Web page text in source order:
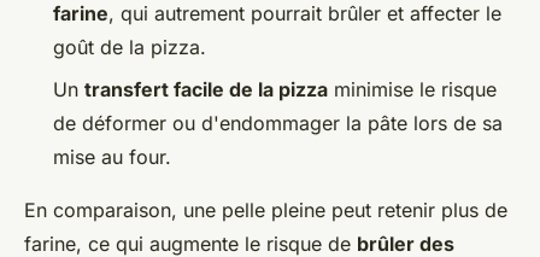
farine, qui autrement pourrait brûler et affecter le
goût de la pizza.
Un transfert facile de la pizza minimise le risque
de déformer ou d'endommager la pâte lors de sa
mise au four.
En comparaison, une pelle pleine peut retenir plus de
farine, ce qui augmente le risque de brûler des